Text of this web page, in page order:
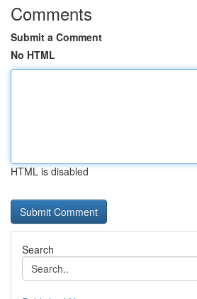
Comments
Submit a Comment
No HTML
HTML is disabled
Search